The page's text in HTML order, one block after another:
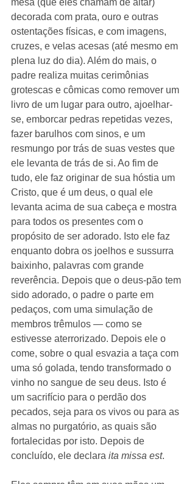
mesa (que eles chamam de altar)
decorada com prata, ouro e outras
ostentações físicas, e com imagens,
cruzes, e velas acesas (até mesmo em
plena luz do dia). Além do mais, o
padre realiza muitas cerimônias
grotescas e cômicas como remover um
livro de um lugar para outro, ajoelhar-
se, emborcar pedras repetidas vezes,
fazer barulhos com sinos, e um
resmungo por trás de suas vestes que
ele levanta de trás de si. Ao fim de
tudo, ele faz originar de sua hóstia um
Cristo, que é um deus, o qual ele
levanta acima de sua cabeça e mostra
para todos os presentes com o
propósito de ser adorado. Isto ele faz
enquanto dobra os joelhos e sussurra
baixinho, palavras com grande
reverência. Depois que o deus-pão tem
sido adorado, o padre o parte em
pedaços, com uma simulação de
membros trêmulos ― como se
estivesse aterrorizado. Depois ele o
come, sobre o qual esvazia a taça com
uma só golada, tendo transformado o
vinho no sangue de seu deus. Isto é
um sacrifício para o perdão dos
pecados, seja para os vivos ou para as
almas no purgatório, as quais são
fortalecidas por isto. Depois de
concluído, ele declara ita missa est.